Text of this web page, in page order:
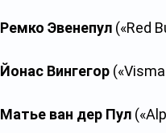
Ремко Эвенепул («Red
Йонас Вингегор
Матье ван дер Пул